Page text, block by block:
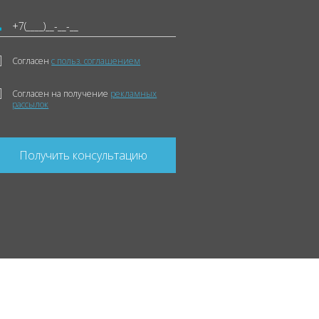
Согласенс польз. соглашением
Согласен на получение рекламных
рассылок
Получить консультацию